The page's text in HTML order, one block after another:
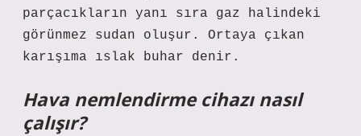
parçacıkların yanı sıra gaz halindeki
görünmez sudan oluşur. Ortaya çıkan
karışıma ıslak buhar denir.
Hava nemlendirme cihazı nasıl
çalışır?